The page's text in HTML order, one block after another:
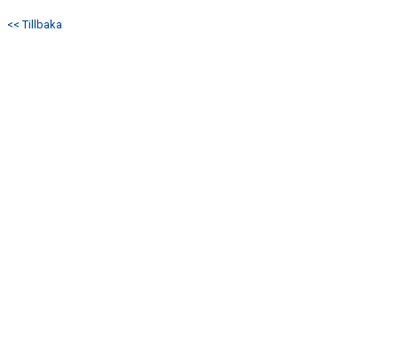
MATCHER
<< Tillbaka